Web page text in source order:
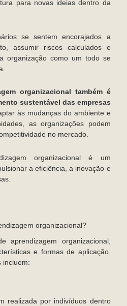
para novas ideias dentro da
se sentem encorajados a
assumir riscos calculados e
organização como um todo se
organizacional também é
sustentável das empresas
às mudanças do ambiente e
as organizações podem
no mercado.
organizacional é um
a eficiência, a inovação e
organizacional?
aprendizagem organizacional,
e formas de aplicação.
incluem:
realizada por indivíduos dentro